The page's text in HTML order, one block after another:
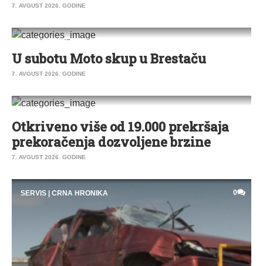
7. AVGUST 2026. GODINE
DRUŠTVO VESTI PEĆINCI
U subotu Moto skup u Brestaču
7. AVGUST 2026. GODINE
SERVIS
Otkriveno više od 19.000 prekršaja
prekoračenja dozvoljene brzine
7. AVGUST 2026. GODINE
SERVIS | CRNA HRONIKA 0